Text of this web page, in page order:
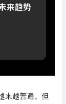
来越普遍。但